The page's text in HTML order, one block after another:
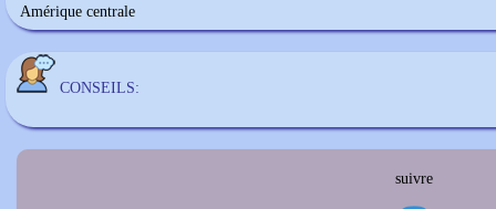
Amérique centrale
CONSEILS:
suivre